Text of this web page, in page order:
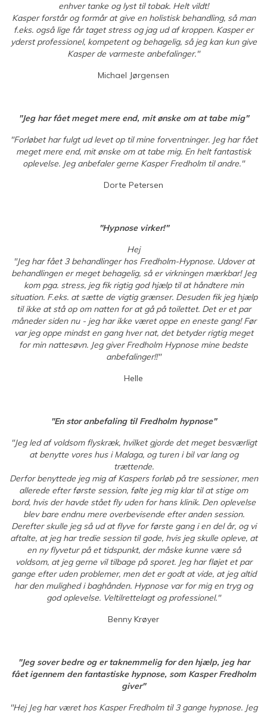
enhver tanke og lyst til tobak. Helt vildt!
Kasper forstår og formår at give en holistisk behandling, så man
f.eks. også lige får taget stress og jag ud af kroppen. Kasper er
yderst professionel, kompetent og behagelig, så jeg kan kun give
Kasper de varmeste anbefalinger."
Michael Jørgensen
"Jeg har fået meget mere end, mit ønske om at tabe mig"
"Forløbet har fulgt ud levet op til mine forventninger. Jeg har fået
meget mere end, mit ønske om at tabe mig. En helt fantastisk
oplevelse. Jeg anbefaler gerne Kasper Fredholm til andre."
Dorte Petersen
"Hypnose virker!"
Hej
"Jeg har fået 3 behandlinger hos Fredholm-Hypnose. Udover at
behandlingen er meget behagelig, så er virkningen mærkbar! Jeg
kom pga. stress, jeg fik rigtig god hjælp til at håndtere min
situation. F.eks. at sætte de vigtig grænser. Desuden fik jeg hjælp
til ikke at stå op om natten for at gå på toilettet. Det er et par
måneder siden nu - jeg har ikke været oppe en eneste gang! Før
var jeg oppe mindst en gang hver nat, det betyder rigtig meget
for min nattesøvn. Jeg giver Fredholm Hypnose mine bedste
anbefalinger!!"
Helle
"En stor anbefaling til Fredholm hypnose"
"Jeg led af voldsom flyskræk, hvilket gjorde det meget besværligt
at benytte vores hus i Malaga, og turen i bil var lang og
trættende.
Derfor benyttede jeg mig af Kaspers forløb på tre sessioner, men
allerede efter første session, følte jeg mig klar til at stige om
bord, hvis der havde stået fly uden for hans klinik. Den oplevelse
blev bare endnu mere overbevisende efter anden session.
Derefter skulle jeg så ud at flyve for første gang i en del år, og vi
aftalte, at jeg har tredie session til gode, hvis jeg skulle opleve, at
en ny flyvetur på et tidspunkt, der måske kunne være så
voldsom, at jeg gerne vil tilbage på sporet. Jeg har fløjet et par
gange efter uden problemer, men det er godt at vide, at jeg altid
har den mulighed i baghånden. Hypnose var for mig en tryg og
god oplevelse. Veltilrettelagt og professionel."
Benny Krøyer
"Jeg sover bedre og er taknemmelig for den hjælp, jeg har
fået igennem den fantastiske hypnose, som Kasper Fredholm
giver"
"Hej Jeg har været hos Kasper Fredholm til 3 gange hypnose. Jeg